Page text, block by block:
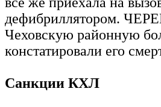
дефибриллятором.
Чеховскую районную
констатировали его
Санкции КХЛ